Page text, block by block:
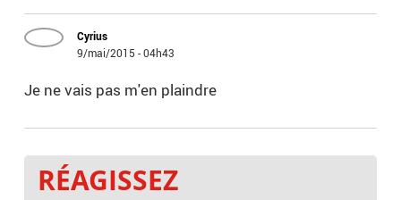
Cyrius
9/mai/2015 - 04h43
Je ne vais pas m'en plaindre
RÉAGISSEZ